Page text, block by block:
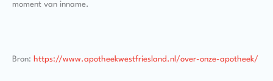
moment van inname.
Bron: https://www.apotheekwestfriesland.nl/over-onze-apotheek/